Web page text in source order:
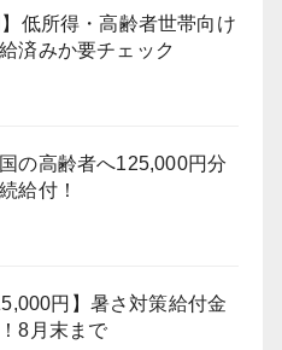
】低所得・高齢者世帯向け
済みか要チェック
の高齢者へ125,000円分
給付！
円】暑さ対策給付金
8月末まで